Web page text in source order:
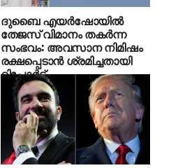
ദുബൈ എയര്‍ഷോയില്‍
തേജസ് വിമാനം തകര്‍ന്ന
സംഭവം: അവസാന നിമിഷം
രക്ഷപ്പെടാന്‍ ശ്രമിച്ചതായി
റിപ്പോര്‍ട്ട്